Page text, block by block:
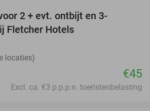
2 + evt. ontbijt en 3-
Fletcher Hotels
locaties)
€45
Excl. ca. €3 p.p.p.n. toeristenbelasting